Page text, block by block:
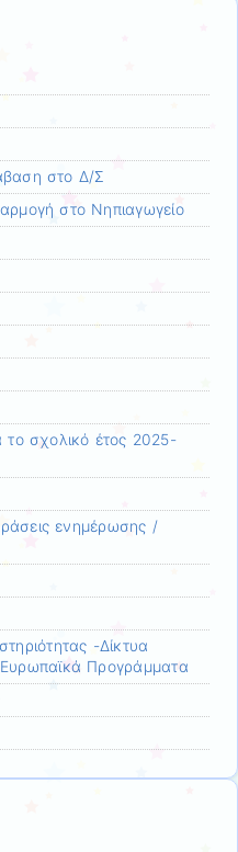
στο Δ/Σ
στο Νηπιαγωγείο
το σχολικό έτος 2025-
ενημέρωσης /
-Δίκτυα
Προγράμματα